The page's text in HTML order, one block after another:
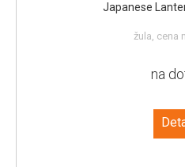
Japanese
žula, cena
na